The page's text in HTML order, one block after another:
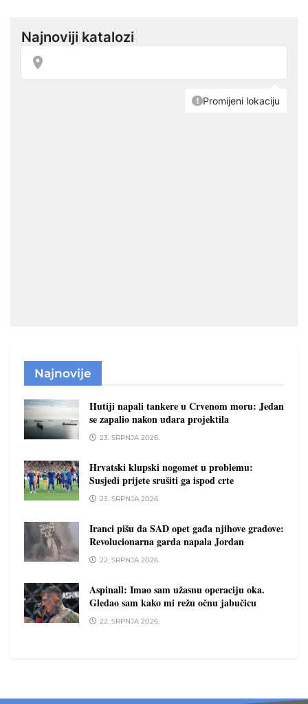
Najnovije
Hutiji napali tankere u Crvenom moru: Jedan
se zapalio nakon udara projektila
23. SRPNJA 2026.
Hrvatski klupski nogomet u problemu:
Susjedi prijete srušiti ga ispod crte
23. SRPNJA 2026.
Iranci pišu da SAD opet gađa njihove gradove:
Revolucionarna garda napala Jordan
22. SRPNJA 2026.
Aspinall: Imao sam užasnu operaciju oka.
Gledao sam kako mi režu očnu jabučicu
22. SRPNJA 2026.